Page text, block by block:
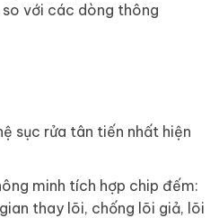
với các dòng thông
sục rửa tân tiến nhất hiện
minh tích hợp chip đếm:
thay lõi, chống lõi giả, lõi